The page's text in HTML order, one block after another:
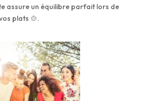
assure un équilibre parfait lors de
plats 🍲.